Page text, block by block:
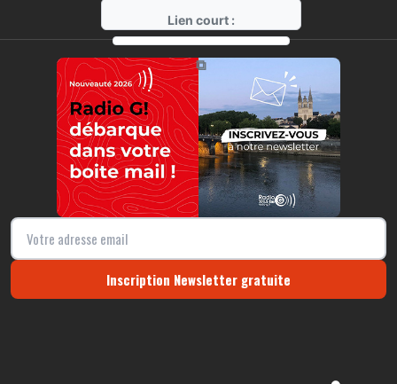
Lien court :
https://radio-g.fr?11777
⧉
Inscription Newsletter gratuite